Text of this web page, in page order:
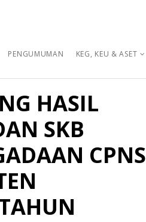
PENGUMUMAN KEG, KEU & ASET
HASIL
SKB
CPNS